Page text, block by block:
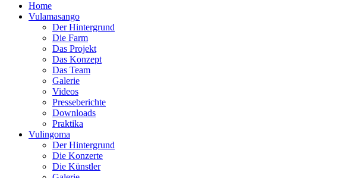
Home
Vulamasango
Der Hintergrund
Die Farm
Das Projekt
Das Konzept
Das Team
Galerie
Videos
Presseberichte
Downloads
Praktika
Vulingoma
Der Hintergrund
Die Konzerte
Die Künstler